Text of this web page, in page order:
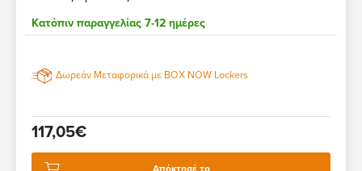
Κατόπιν παραγγελίας 7-12 ημέρες
Δωρεάν Μεταφορικά με BOX NOW Lockers
117,05€
Απόκτησέ το